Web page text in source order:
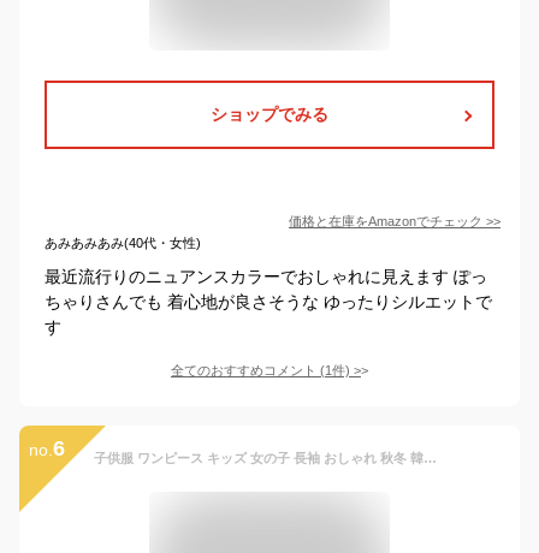
ショップでみる
価格と在庫をAmazonでチェック >>
あみあみあみ(40代・女性)
最近流行りのニュアンスカラーでおしゃれに見えます ぽっ
ちゃりさんでも 着心地が良さそうな ゆったりシルエットで
す
全てのおすすめコメント (1件) >
no. 6 子供服 ワンピース キッズ 女の子 長袖 おしゃれ 秋冬 韓国子供服 ジュニア ワンピース 丸首 子供ドレス dress カジュアル 可愛い 通学着 新品